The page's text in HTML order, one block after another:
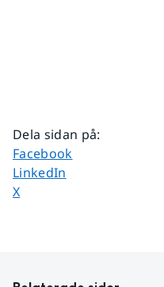
Dela sidan på:
Dela sidan på
Facebook
Dela sidan på
LinkedIn
Dela sidan på
X